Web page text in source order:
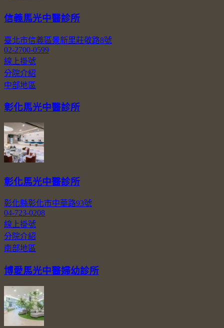
信義馬光中醫診所
臺北市信義區景新里莊敬路8號
02-2700-0599
線上掛號
分院介紹
中部地區
彰化馬光中醫診所
彰化馬光中醫診所
彰化縣彰化市中華路93號
04-723-0208
線上掛號
分院介紹
南部地區
博愛馬光中醫婦幼診所